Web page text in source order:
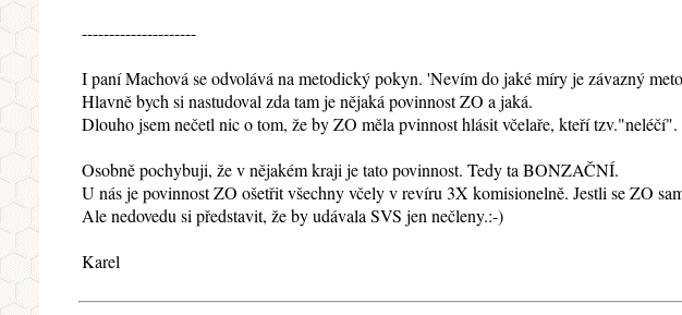
---------------------
I paní Machová se odvolává na metodický pokyn. 'Nevím do jaké míry je závazný
Hlavně bych si nastudoval zda tam je nějaká povinnost ZO a jaká.
Dlouho jsem nečetl nic o tom, že by ZO měla pvinnost hlásit včelaře, kteří
Osobně pochybuji, že v nějakém kraji je tato povinnost. Tedy ta BONZAČNÍ.
U nás je povinnost ZO ošetřit všechny včely v revíru 3X komisionelně. Jestli se ZO
Ale nedovedu si představit, že by udávala SVS jen nečleny.:-)
Karel